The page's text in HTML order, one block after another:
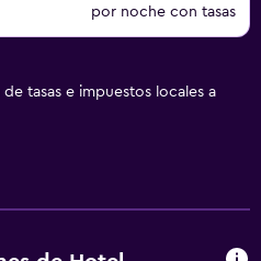
por noche con tasas
tasas e impuestos locales a